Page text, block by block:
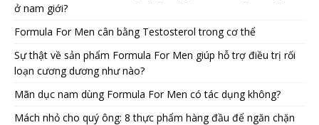
ở nam giới?
Formula For Men cân bằng Testosterol trong cơ thể
Sự thật về sản phẩm Formula For Men giúp hỗ trợ điều trị rối
loạn cương dương như nào?
Mãn dục nam dùng Formula For Men có tác dụng không?
Mách nhỏ cho quý ông: 8 thực phẩm hàng đầu để ngăn chặn